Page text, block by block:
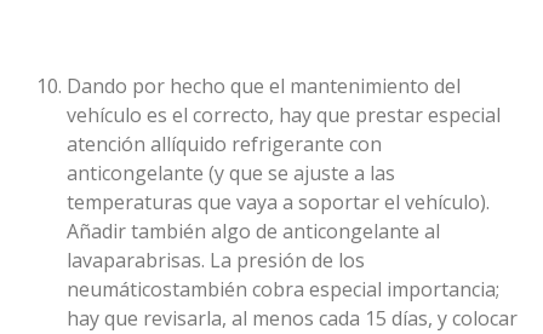
Dando por hecho que el mantenimiento del
vehículo es el correcto, hay que prestar especial
atención allíquido refrigerante con
anticongelante (y que se ajuste a las
temperaturas que vaya a soportar el vehículo).
Añadir también algo de anticongelante al
lavaparabrisas. La presión de los
neumáticostambién cobra especial importancia;
hay que revisarla, al menos cada 15 días, y colocar